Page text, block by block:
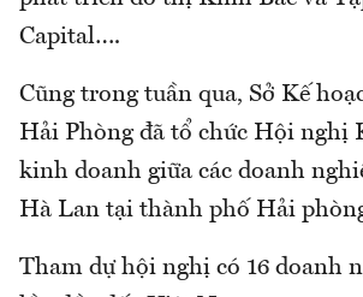
Capital….
Cũng trong tuần qua, Sở Kế
Hải Phòng đã tổ chức Hội nghị
kinh doanh giữa các doanh
Hà Lan tại thành phố Hải
Tham dự hội nghị có 16 doanh